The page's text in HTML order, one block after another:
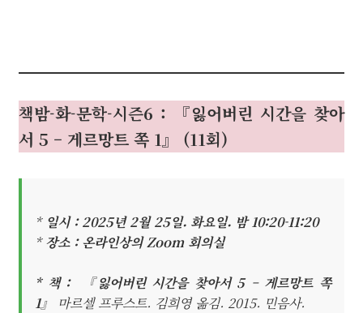
책밤-화-문학-시즌6 : 『잃어버린 시간을 찾아
서 5 – 게르망트 쪽 1』
(11회)
* 일시 : 2025년 2월 25일. 화요일. 밤 10:20-11:20
*장소 : 온라인상의 Zoom 회의실
* 책 : 『잃어버린 시간을 찾아서 5 – 게르망트 쪽
1』 마르셀 프루스트. 김희영 옮김. 2015. 민음사.